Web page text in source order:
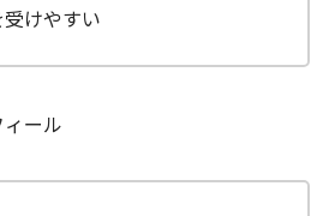
けやすい
ール